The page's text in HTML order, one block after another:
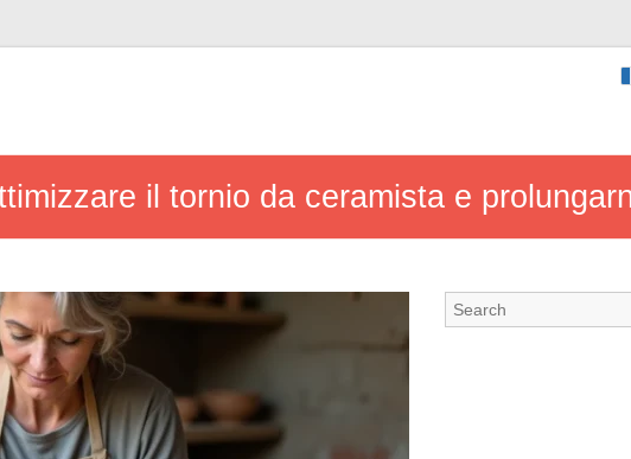
il tornio da ceramista e